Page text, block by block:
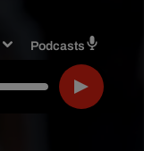
Podcasts